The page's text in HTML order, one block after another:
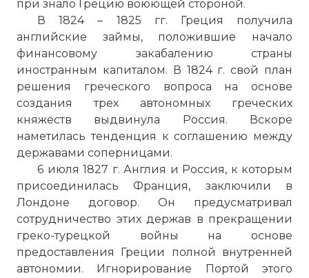
при знало Грецию воюющей стороной.
В 1824 – 1825 гг. Греция получила
английские займы, положившие начало
финансовому закабалению страны
иностранным капиталом. В 1824 г. свой план
решения греческого вопроса на основе
создания трех автономных греческих
княжеств выдвинула Россия. Вскоре
наметилась тенденция к соглашению между
державами соперницами.
6 июля 1827 г. Англия и Россия, к которым
присоединилась Франция, заключили в
Лондоне договор. Он предусматривал
сотрудничество этих держав в прекращении
греко-турецкой войны на основе
предоставления Греции полной внутренней
автономии. Игнорирование Портой этого